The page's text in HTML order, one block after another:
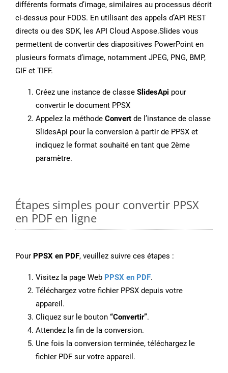
différents formats d’image, similaires au processus décrit
ci-dessus pour FODS. En utilisant des appels d’API REST
directs ou des SDK, les API Cloud Aspose.Slides vous
permettent de convertir des diapositives PowerPoint en
plusieurs formats d’image, notamment JPEG, PNG, BMP,
GIF et TIFF.
Créez une instance de classe SlidesApi pour
convertir le document PPSX
Appelez la méthode Convert de l’instance de classe
SlidesApi pour la conversion à partir de PPSX et
indiquez le format souhaité en tant que 2ème
paramètre.
Étapes simples pour convertir PPSX
en PDF en ligne
Pour PPSX en PDF, veuillez suivre ces étapes :
Visitez la page Web PPSX en PDF.
Téléchargez votre fichier PPSX depuis votre
appareil.
Cliquez sur le bouton “Convertir”.
Attendez la fin de la conversion.
Une fois la conversion terminée, téléchargez le
fichier PDF sur votre appareil.